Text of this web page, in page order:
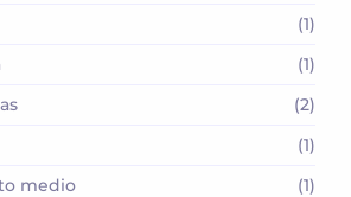
(1)
(1)
(2)
(1)
medio
(1)